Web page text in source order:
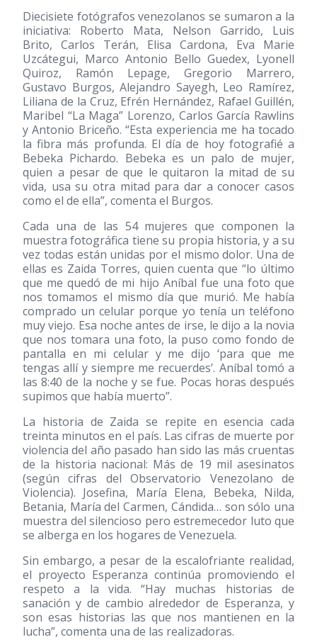
Diecisiete fotógrafos venezolanos se sumaron a la
iniciativa: Roberto Mata, Nelson Garrido, Luis
Brito, Carlos Terán, Elisa Cardona, Eva Marie
Uzcátegui, Marco Antonio Bello Guedex, Lyonell
Quiroz, Ramón Lepage, Gregorio Marrero,
Gustavo Burgos, Alejandro Sayegh, Leo Ramírez,
Liliana de la Cruz, Efrén Hernández, Rafael Guillén,
Maribel “La Maga” Lorenzo, Carlos García Rawlins
y Antonio Briceño. “Esta experiencia me ha tocado
la fibra más profunda. El día de hoy fotografié a
Bebeka Pichardo. Bebeka es un palo de mujer,
quien a pesar de que le quitaron la mitad de su
vida, usa su otra mitad para dar a conocer casos
como el de ella”, comenta el Burgos.
Cada una de las 54 mujeres que componen la
muestra fotográfica tiene su propia historia, y a su
vez todas están unidas por el mismo dolor. Una de
ellas es Zaida Torres, quien cuenta que “lo último
que me quedó de mi hijo Aníbal fue una foto que
nos tomamos el mismo día que murió. Me había
comprado un celular porque yo tenía un teléfono
muy viejo. Esa noche antes de irse, le dijo a la novia
que nos tomara una foto, la puso como fondo de
pantalla en mi celular y me dijo ‘para que me
tengas allí y siempre me recuerdes’. Aníbal tomó a
las 8:40 de la noche y se fue. Pocas horas después
supimos que había muerto”.
La historia de Zaida se repite en esencia cada
treinta minutos en el país. Las cifras de muerte por
violencia del año pasado han sido las más cruentas
de la historia nacional: Más de 19 mil asesinatos
(según cifras del Observatorio Venezolano de
Violencia). Josefina, María Elena, Bebeka, Nilda,
Betania, María del Carmen, Cándida… son sólo una
muestra del silencioso pero estremecedor luto que
se alberga en los hogares de Venezuela.
Sin embargo, a pesar de la escalofriante realidad,
el proyecto Esperanza continúa promoviendo el
respeto a la vida. “Hay muchas historias de
sanación y de cambio alrededor de Esperanza, y
son esas historias las que nos mantienen en la
lucha”, comenta una de las realizadoras.